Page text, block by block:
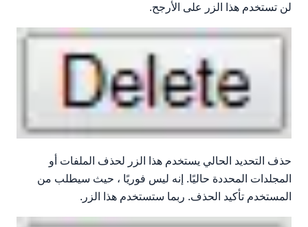
لن تستخدم هذا الزر على الأرجح.
حذف التحديد الحالي يستخدم هذا الزر لحذف الملفات أو
المجلدات المحددة حاليًا. إنه ليس فوريًا ، حيث سيطلب من
المستخدم تأكيد الحذف. ربما ستستخدم هذا الزر.